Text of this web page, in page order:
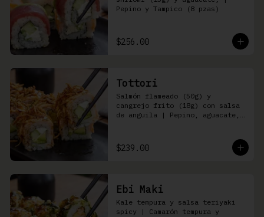
Pepino y Tampico (8 pzas)
$256.00
Tottori
Salmón flameado (50g) y
cangrejo frito (18g) con salsa
de anguila | Pepino, aguacate,
$239.00
Ebi Maki
Kale tempura y salsa teriyaki
spicy | Camarón tempura y